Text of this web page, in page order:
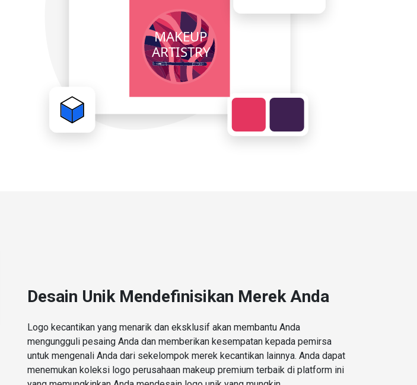
Desain Unik Mendefinisikan Merek Anda
Logo kecantikan yang menarik dan eksklusif akan membantu Anda
mengungguli pesaing Anda dan memberikan kesempatan kepada pemirsa
untuk mengenali Anda dari sekelompok merek kecantikan lainnya. Anda dapat
menemukan koleksi logo perusahaan makeup premium terbaik di platform ini